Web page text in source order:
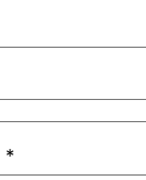
*